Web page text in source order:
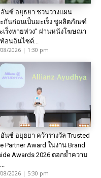
นซ์ อยุธยา ชวนวางแผน
กันก่อนเป็นมะเร็ง ชูผลิตภัณฑ์
เร็งหายห่วง” ผ่านหนังโฆษณา
อนอินไซต์...
2026 | 1:30 pm
นซ์ อยุธยา คว้ารางวัล Trusted
Partner Award ในงาน Brand
Awards 2026 ตอกย้ำความ
2026 | 5:30 pm